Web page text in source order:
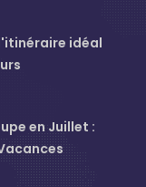
idéal
en Juillet :